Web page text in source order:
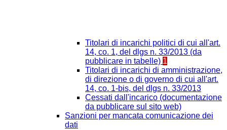
Titolari di incarichi politici di cui all'art.
14, co. 1, del dlgs n. 33/2013 (da
pubblicare in tabelle) 1
Titolari di incarichi di amministrazione,
di direzione o di governo di cui all'art.
14, co. 1-bis, del dlgs n. 33/2013
Cessati dall'incarico (documentazione
da pubblicare sul sito web)
Sanzioni per mancata comunicazione dei
dati